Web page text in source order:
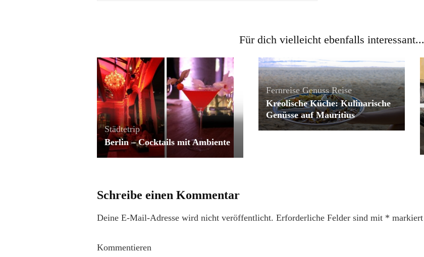
Für dich vielleicht ebenfalls interessant...
Städtetrip
Berlin – Cocktails mit Ambiente
Fernreise Genuss Reise
Kreolische Küche: Kulinarische
Genüsse auf Mauritius
Schreibe einen Kommentar
Deine E-Mail-Adresse wird nicht veröffentlicht. Erforderliche Felder sind mit * markiert
Kommentieren